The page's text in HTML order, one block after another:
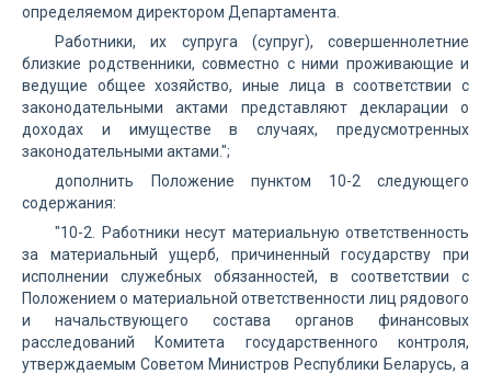
определяемом директором Департамента.
Работники, их супруга (супруг), совершеннолетние
близкие родственники, совместно с ними проживающие и
ведущие общее хозяйство, иные лица в соответствии с
законодательными актами представляют декларации о
доходах и имуществе в случаях, предусмотренных
законодательными актами.";
дополнить Положение пунктом 10-2 следующего
содержания:
"10-2. Работники несут материальную ответственность
за материальный ущерб, причиненный государству при
исполнении служебных обязанностей, в соответствии с
Положением о материальной ответственности лиц рядового
и начальствующего состава органов финансовых
расследований Комитета государственного контроля,
утверждаемым Советом Министров Республики Беларусь, а